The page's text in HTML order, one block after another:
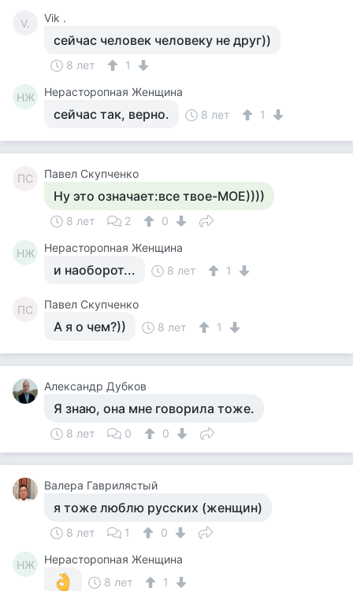
V. Vik .
сейчас человек человеку не друг))
8 лет 1
НЖ Нерасторопная Женщина
сейчас так, верно. 8 лет 1
ПС Павел Скупченко
Ну это означает:все твое-МОЕ))))
8 лет 2 0
НЖ Нерасторопная Женщина
и наоборот... 8 лет 1
ПС Павел Скупченко
А я о чем?)) 8 лет 1
Александр Дубков
Я знаю, она мне говорила тоже.
8 лет 0 0
Валера Гаврилястый
я тоже люблю русских (женщин)
8 лет 1 0
НЖ
Нерасторопная Женщина
8 лет
1